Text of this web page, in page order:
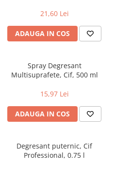
21,60 Lei
ADAUGA IN COS
Spray Degresant
Multisuprafete, Cif, 500 ml
15,97 Lei
ADAUGA IN COS
Degresant puternic, Cif
Professional, 0.75 l